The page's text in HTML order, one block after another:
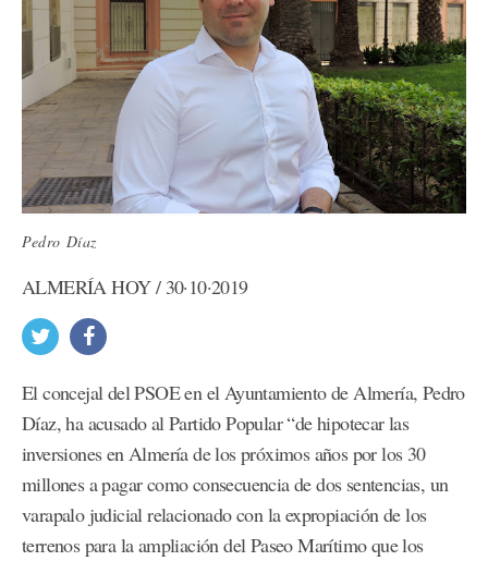
Pedro Díaz
ALMERÍA HOY / 30·10·2019
El concejal del PSOE en el Ayuntamiento de Almería, Pedro
Díaz, ha acusado al Partido Popular “de hipotecar las
inversiones en Almería de los próximos años por los 30
millones a pagar como consecuencia de dos sentencias, un
varapalo judicial relacionado con la expropiación de los
terrenos para la ampliación del Paseo Marítimo que los